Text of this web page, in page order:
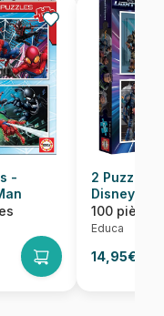
-
2 Puzzles -
Disney
Buzz
100 pièces
Educa
14,95€